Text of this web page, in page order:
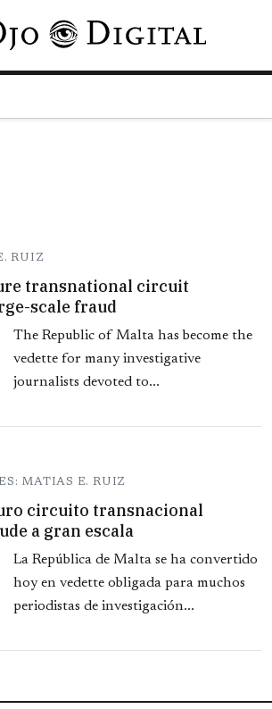
Pasar al contenido principal
RUIZ
transnational circuit
scale fraud
The Republic of Malta has become the
vedette for many investigative
journalists devoted to...
MATIAS E. RUIZ
circuito transnacional
a gran escala
La República de Malta se ha convertido
hoy en vedette obligada para muchos
periodistas de investigación...